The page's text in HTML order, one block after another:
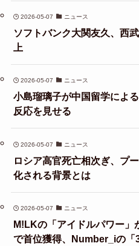
2026-05-07 ニュース
ソフトバンク大関友久、西
上
2026-05-07 ニュース
小島瑠璃子が中国留学によ
反応を見せる
2026-05-07 ニュース
ロシア高官死亡相次ぎ、プ
化される背景とは
2026-05-07 ニュース
M!LKの「アイドルパワー
で首位獲得、Number_iの「